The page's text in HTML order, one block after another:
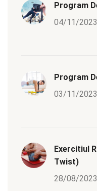
Program
04/11/2023
Program
03/11/2023
Exercitiul
Twist)
28/08/2023